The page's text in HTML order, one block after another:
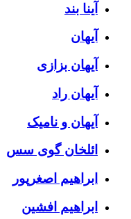
آینا بند
آیهان
آیهان بزازی
آیهان راد
آیهان و نامیک
ائلخان گوی سس
ابراهیم اصغرپور
ابراهیم افشین